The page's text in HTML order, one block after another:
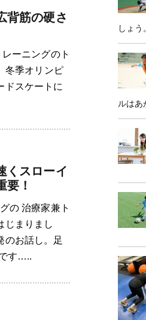
背筋の硬さ
ーニングのト
冬季オリンピ
ドスケートに
くスローイ
要！
の 治療家兼ト
じまりまし
のお話し。足
す…..
しょう
ルはあ